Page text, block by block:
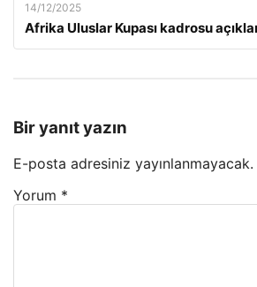
14/12/2025
Afrika Uluslar Kupası kadrosu
Bir yanıt yazın
E-posta adresiniz yayınlanmayacak.
Yorum *